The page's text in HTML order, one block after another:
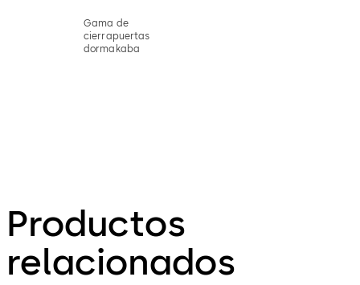
Gama de
cierrapuertas
dormakaba
Productos
relacionados